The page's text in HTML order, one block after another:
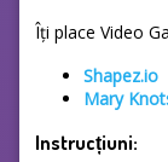
Îți place Video
Shapez.io
Mary
Instrucțiuni: